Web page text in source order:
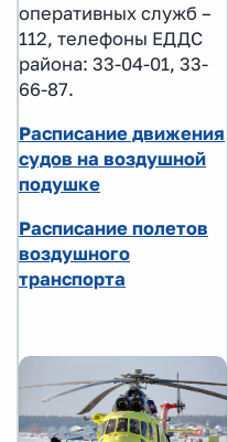
оперативных служб –
112, телефоны ЕДДС
района: 33-04-01, 33-
66-87.
Расписание движения
судов на воздушной
подушке
Расписание полетов
воздушного
транспорта